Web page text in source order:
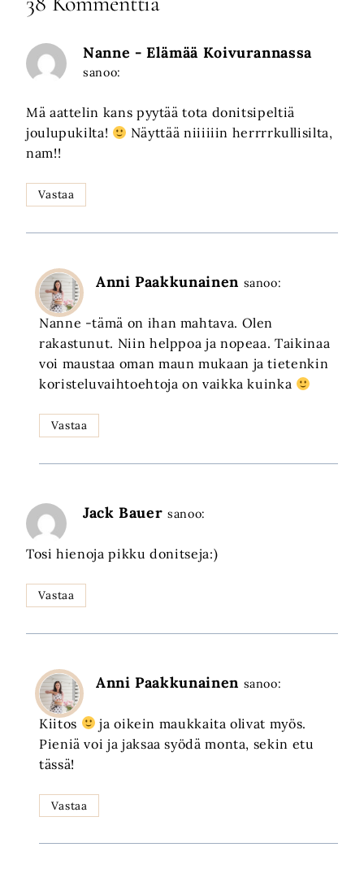
Nanne - Elämää Koivurannassa
sanoo:
Mä aattelin kans pyytää tota donitsipeltiä
joulupukilta!
Näyttää niiiiiin herrrrkullisilta,
nam!!
Vastaa
Anni Paakkunainen sanoo:
Nanne -tämä on ihan mahtava. Olen
rakastunut. Niin helppoa ja nopeaa. Taikinaa
voi maustaa oman maun mukaan ja tietenkin
koristeluvaihtoehtoja on vaikka kuinka
Vastaa
Jack Bauer sanoo:
Tosi hienoja pikku donitseja:)
Vastaa
Anni Paakkunainen sanoo:
Kiitos
ja oikein maukkaita olivat myös.
Pieniä voi ja jaksaa syödä monta, sekin etu
tässä!
Vastaa